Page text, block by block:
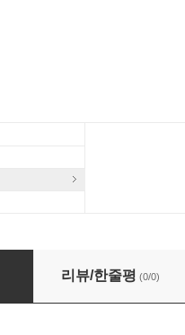
를라티: 성 테오도시아
리뷰/한줄평 (0/0)